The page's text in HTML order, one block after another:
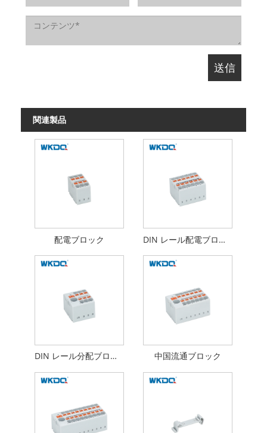
関連製品
配電ブロック DIN レール配電ブロック
DIN レール分配ブロック 中国流通ブロック